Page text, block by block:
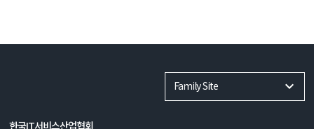
Family Site
한국IT서비스산업협회